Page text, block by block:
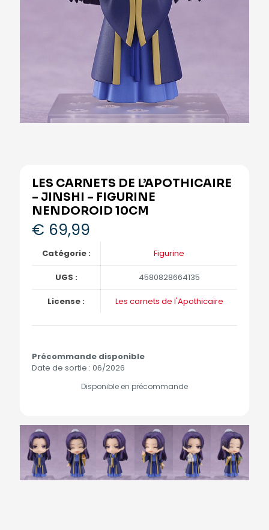
LES CARNETS DE L’APOTHICAIRE
– JINSHI – FIGURINE
NENDOROID 10CM
€ 69,99
Catégorie : Figurine
UGS : 4580828664135
License : Les carnets de l'Apothicaire
Précommande disponible
Date de sortie : 06/2026
Disponible en précommande